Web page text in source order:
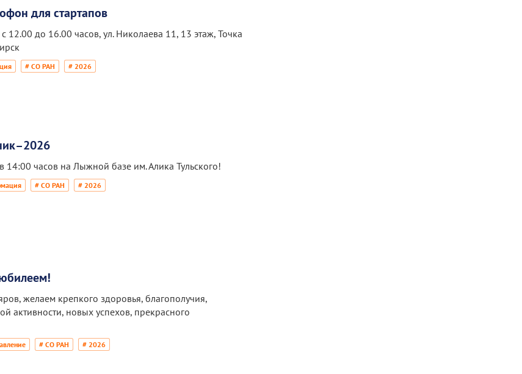
для стартапов
12.00 до 16.00 часов, ул. Николаева 11, 13 этаж, Точка
# СО РАН # 2026
14:00 часов на Лыжной базе им. Алика Тульского!
# СО РАН # 2026
желаем крепкого здоровья, благополучия,
активности, новых успехов, прекрасного
# СО РАН # 2026